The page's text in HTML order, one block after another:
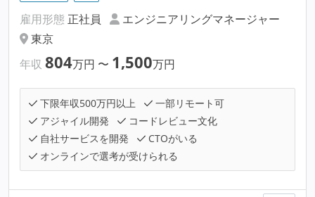
雇用形態 正社員
エンジニアリングマネージャー
東京
年収 804万円 〜 1,500万円
下限年収500万円以上
一部リモート可
アジャイル開発
コードレビュー文化
自社サービスを開発
CTOがいる
オンラインで選考が受けられる